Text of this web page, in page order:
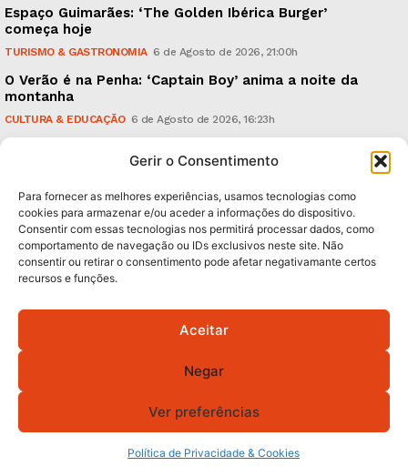
Gerir o Consentimento
Para fornecer as melhores experiências, usamos tecnologias como
cookies para armazenar e/ou aceder a informações do dispositivo.
Consentir com essas tecnologias nos permitirá processar dados, como
comportamento de navegação ou IDs exclusivos neste site. Não
consentir ou retirar o consentimento pode afetar negativamante certos
recursos e funções.
Aceitar
Negar
Ver preferências
Política de Privacidade & Cookies
Espaço Guimarães: ‘The Golden Ibérica Burger’
começa hoje
TURISMO & GASTRONOMIA 6 de Agosto de 2026, 21:00h
O Verão é na Penha: ‘Captain Boy’ anima a noite da
montanha
CULTURA & EDUCAÇÃO 6 de Agosto de 2026, 16:23h
em causa”, garante Ricardo Araújo
Subscreva Newsletter:
QUERO ADERIR
Política de Privacidade
© 2026 GA! Todos os direitos reservados.